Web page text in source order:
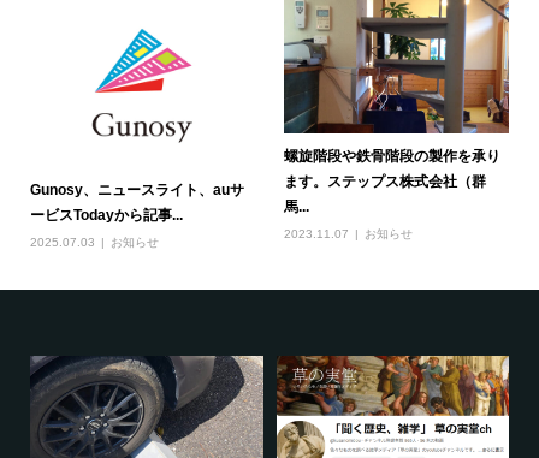
Gunosy、ニュースライト、auサ
ービスTodayから記事...
2025.07.03 お知らせ
螺旋階段や鉄骨階段の製作を承り
ます。ステップス株式会社（群
馬...
2023.11.07 お知らせ